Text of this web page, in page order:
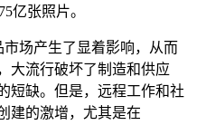
亿张照片。
场产生了显着影响，从而
大流行破坏了制造和供应
短缺。但是，远程工作和社
建的激增，尤其是在